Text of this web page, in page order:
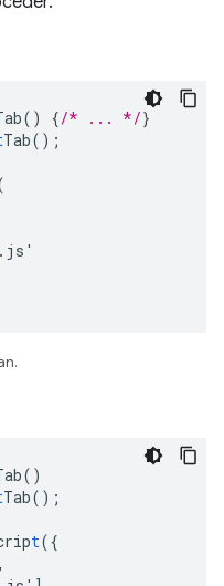
{/* ... */}
Tab();
.js'
Tab();
t({